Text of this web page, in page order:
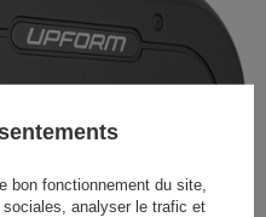
bon fonctionnement du site,
analyser le trafic et